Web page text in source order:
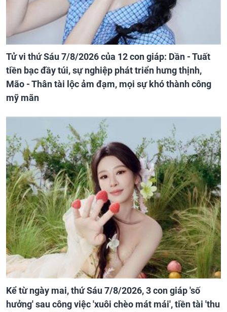
Tử vi thứ Sáu 7/8/2026 của 12 con giáp: Dần - Tuất
tiền bạc đầy túi, sự nghiệp phát triển hưng thịnh,
Mão - Thân tài lộc ảm đạm, mọi sự khó thành công
mỹ mãn
Kể từ ngày mai, thứ Sáu 7/8/2026, 3 con giáp 'số
hưởng' sau công việc 'xuôi chèo mát mái', tiền tài 'thu